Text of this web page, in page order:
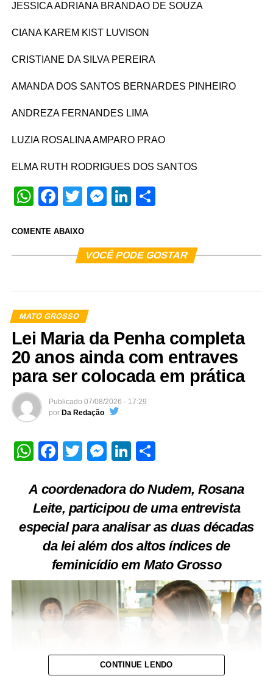
JESSICA ADRIANA BRANDAO DE SOUZA
CIANA KAREM KIST LUVISON
CRISTIANE DA SILVA PEREIRA
AMANDA DOS SANTOS BERNARDES PINHEIRO
ANDREZA FERNANDES LIMA
LUZIA ROSALINA AMPARO PRAO
ELMA RUTH RODRIGUES DOS SANTOS
WhatsApp
Facebook
TwitterMessenger
LinkedIn
COMENTE ABAIXO
VOCÊ PODE GOSTAR
MATO GROSSO
Lei Maria da Penha completa
20 anos ainda com entraves
para ser colocada em prática
Publicado 07/08/2026 - 17:29
por Da Redação
WhatsApp
Facebook
TwitterMessenger
LinkedIn
A coordenadora do Nudem, Rosana
Leite, participou de uma entrevista
especial para analisar as duas décadas
da lei além dos altos índices de
feminicídio em Mato Grosso
CONTINUE LENDO